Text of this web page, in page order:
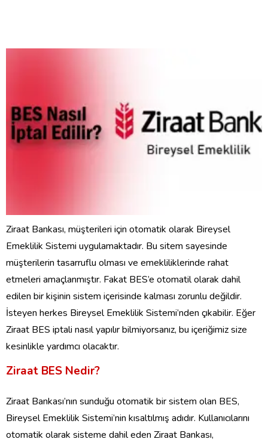
Ziraat Bankası, müşterileri için otomatik olarak Bireysel
Emeklilik Sistemi uygulamaktadır. Bu sitem sayesinde
müşterilerin tasarruflu olması ve emekliliklerinde rahat
etmeleri amaçlanmıştır. Fakat BES’e otomatil olarak dahil
edilen bir kişinin sistem içerisinde kalması zorunlu değildir.
İsteyen herkes Bireysel Emeklilik Sistemi’nden çıkabilir. Eğer
Ziraat BES iptali nasıl yapılır bilmiyorsanız, bu içeriğimiz size
kesinlikle yardımcı olacaktır.
Ziraat BES Nedir?
Ziraat Bankası’nın sunduğu otomatik bir sistem olan BES,
Bireysel Emeklilik Sistemi’nin kısaltılmış adıdır. Kullanıcılarını
otomatik olarak sisteme dahil eden Ziraat Bankası,